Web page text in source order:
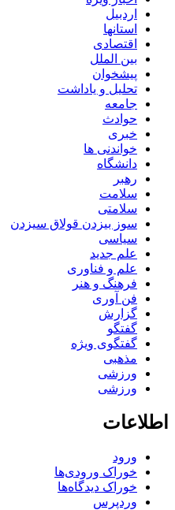
اردبیل
استانها
اقتصادی
بین الملل
پیشخوان
تحلیل و یاداشت
جامعه
حوادث
خبری
خواندنی ها
دانشگاه
رهبر
سلامت
سلامتی
سوز بیزدن قولاق سیزدن
سیاسی
علم جدید
علم و فناوری
فرهنگ و هنر
فن آوری
گزارش
گفتگو
گفتگوی ویژه
مذهبی
ورزشی
ورزشی
اطلاعات
ورود
خوراک ورودی‌ها
خوراک دیدگاه‌ها
وردپرس